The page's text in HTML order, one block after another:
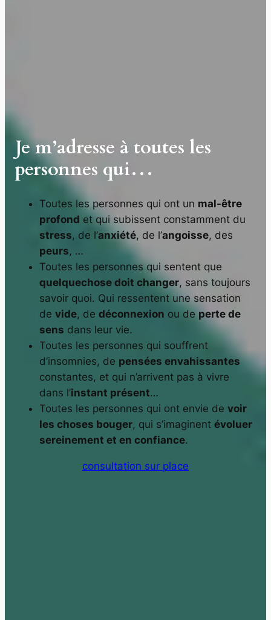
Je m’adresse à toutes les
personnes qui…
Toutes les personnes qui ont un mal-être
profond et qui subissent constamment du
stress, de l’anxiété, de l’angoisse, des
peurs, …
Toutes les personnes qui sentent que
quelquechose doit changer, sans toujours
savoir quoi. Qui ressentent une sensation
de vide, de déconnexion ou de perte de
sens dans leur vie.
Toutes les personnes qui souffrent
d’insomnies, de pensées envahissantes
constantes, et qui n’arrivent pas à vivre
dans l’instant présent…
Toutes les personnes qui ont envie de voir
les choses bouger, qui s’imaginent évoluer
sereinement et en confiance.
consultation sur place